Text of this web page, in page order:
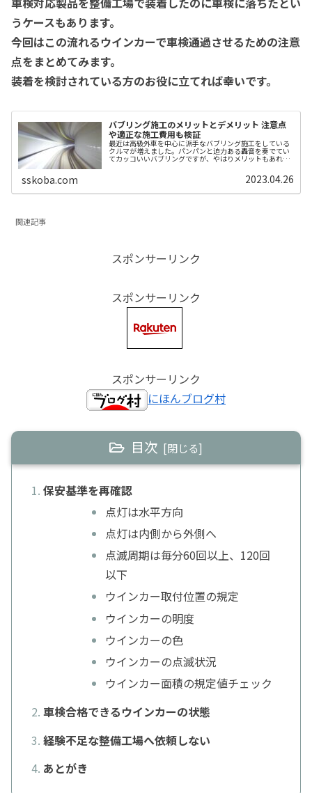
うケースもあります。
今回はこの流れるウインカーで車検通過させるための注意
点をまとめてみます。
装着を検討されている方のお役に立てれば幸いです。
バブリング施工のメリットとデメリット 注意点
や適正な施工費用も検証
最近は高級外車を中心に派手なバブリング施工をしている
クルマが増えました。パンパンと迫力ある轟音を奏でてい
てカッコいいバブリングですが、やはりメリットもあれば
sskoba.com 2023.04.26
関連記事
スポンサーリンク
スポンサーリンク
スポンサーリンク
にほんブログ村
目次
保安基準を再確認
点灯は水平方向
点灯は内側から外側へ
点滅周期は毎分60回以上、120回
以下
ウインカー取付位置の規定
ウインカーの明度
ウインカーの色
ウインカーの点滅状況
ウインカー面積の規定値チェック
車検合格できるウインカーの状態
経験不足な整備工場へ依頼しない
あとがき